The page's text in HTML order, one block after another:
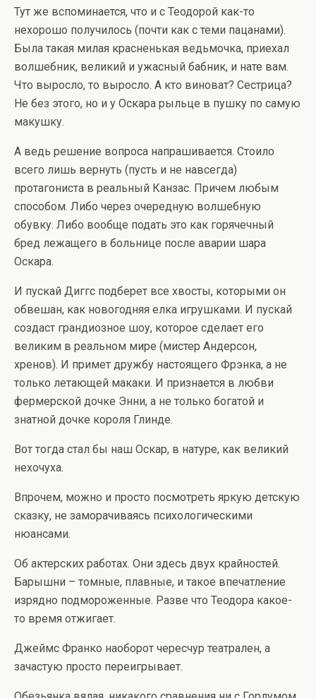
Тут же вспоминается, что и с Теодорой как-то
нехорошо получилось (почти как с теми пацанами).
Была такая милая красненькая ведьмочка, приехал
волшебник, великий и ужасный бабник, и нате вам.
Что выросло, то выросло. А кто виноват? Сестрица?
Не без этого, но и у Оскара рыльце в пушку по самую
макушку.
А ведь решение вопроса напрашивается. Стоило
всего лишь вернуть (пусть и не навсегда)
протагониста в реальный Канзас. Причем любым
способом. Либо через очередную волшебную
обувку. Либо вообще подать это как горячечный
бред лежащего в больнице после аварии шара
Оскара.
И пускай Диггс подберет все хвосты, которыми он
обвешан, как новогодняя елка игрушками. И пускай
создаст грандиозное шоу, которое сделает его
великим в реальном мире (мистер Андерсон,
хренов). И примет дружбу настоящего Фрэнка, а не
только летающей макаки. И признается в любви
фермерской дочке Энни, а не только богатой и
знатной дочке короля Глинде.
Вот тогда стал бы наш Оскар, в натуре, как великий
нехочуха.
Впрочем, можно и просто посмотреть яркую детскую
сказку, не заморачиваясь психологическими
нюансами.
Об актерских работах. Они здесь двух крайностей.
Барышни – томные, плавные, и такое впечатление
изрядно подмороженные. Разве что Теодора какое-
то время отжигает.
Джеймс Франко наоборот чересчур театрален, а
зачастую просто переигрывает.